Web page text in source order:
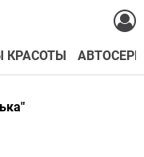
КРАСОТЫ